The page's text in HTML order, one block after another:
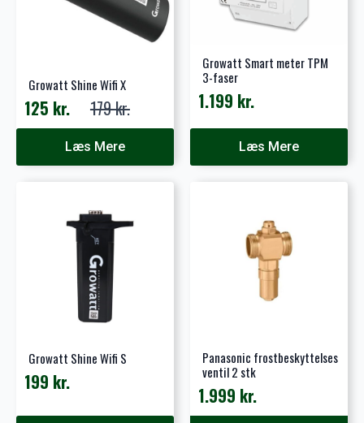
Growatt Shine Wifi X
179kr.
Den
oprindelige
125 kr.
Den
aktuelleLæs Mere
Growatt Smart meter TPM
3-faser
1.199 kr.
Læs Mere
Growatt Shine Wifi S
199 kr.
Panasonic frostbeskyttelses
ventil 2 stk
1.999 kr.